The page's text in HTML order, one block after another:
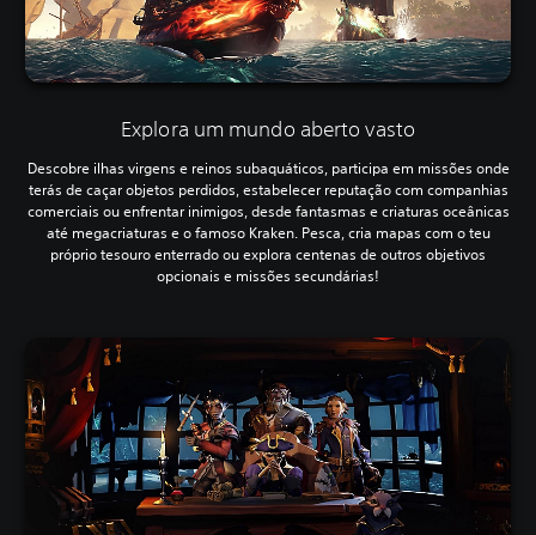
Explora um mundo aberto vasto
Descobre ilhas virgens e reinos subaquáticos, participa em missões onde
terás de caçar objetos perdidos, estabelecer reputação com companhias
comerciais ou enfrentar inimigos, desde fantasmas e criaturas oceânicas
até megacriaturas e o famoso Kraken. Pesca, cria mapas com o teu
próprio tesouro enterrado ou explora centenas de outros objetivos
opcionais e missões secundárias!